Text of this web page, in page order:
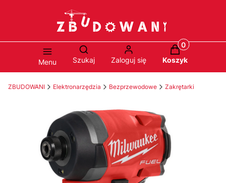
Menu
Otwórz wyszukiwarkę
Szukaj Zaloguj się
Produkty w
Koszyk
ZBUDOWANI Elektronarzędzia Bezprzewodowe Zakrętarki